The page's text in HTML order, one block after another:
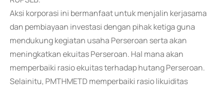
Aksi korporasi ini bermanfaat untuk menjalin kerjasama
dan pembiayaan investasi dengan pihak ketiga guna
mendukung kegiatan usaha Perseroan serta akan
meningkatkan ekuitas Perseroan. Hal mana akan
memperbaiki rasio ekuitas terhadap hutang Perseroan.
Selainitu, PMTHMETD memperbaiki rasio likuiditas